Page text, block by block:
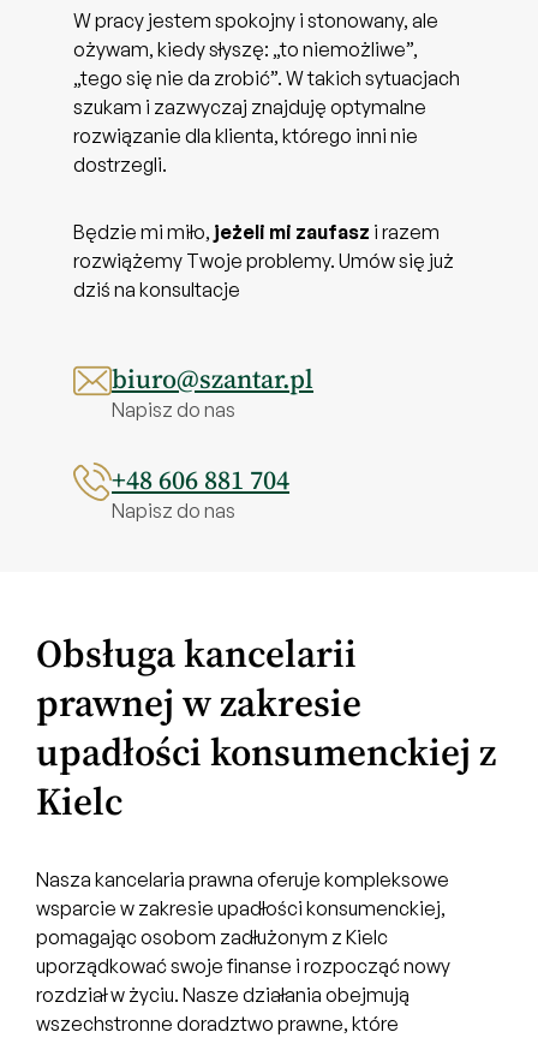
W pracy jestem spokojny i stonowany, ale
ożywam, kiedy słyszę: „to niemożliwe”,
„tego się nie da zrobić”. W takich sytuacjach
szukam i zazwyczaj znajduję optymalne
rozwiązanie dla klienta, którego inni nie
dostrzegli.
Będzie mi miło, jeżeli mi zaufasz i razem
rozwiążemy Twoje problemy. Umów się już
dziś na konsultacje
biuro@szantar.pl
Napisz do nas
+48 606 881 704
Napisz do nas
Obsługa kancelarii
prawnej w zakresie
upadłości konsumenckiej z
Kielc
Nasza kancelaria prawna oferuje kompleksowe
wsparcie w zakresie upadłości konsumenckiej,
pomagając osobom zadłużonym z Kielc
uporządkować swoje finanse i rozpocząć nowy
rozdział w życiu. Nasze działania obejmują
wszechstronne doradztwo prawne, które